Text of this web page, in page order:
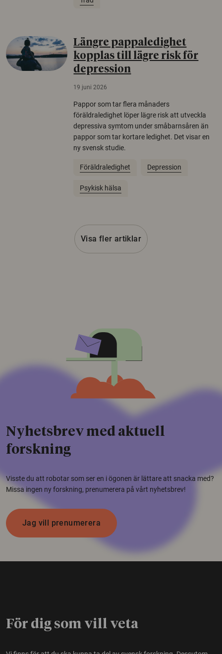
Längre pappaledighet
kopplas till lägre risk för
depression
19 juni 2026
Pappor som tar flera månaders
föräldraledighet löper lägre risk att utveckla
depressiva symtom under småbarnsåren än
pappor som tar kortare ledighet. Det visar en
ny svensk studie.
Föräldraledighet Depression
Psykisk hälsa
Visa fler artiklar
Nyhetsbrev med aktuell
forskning
Visste du att robotar som ser en i ögonen är lättare att snacka med?
Missa ingen ny forskning, prenumerera på vårt nyhetsbrev!
Jag vill prenumerera
För dig som vill veta